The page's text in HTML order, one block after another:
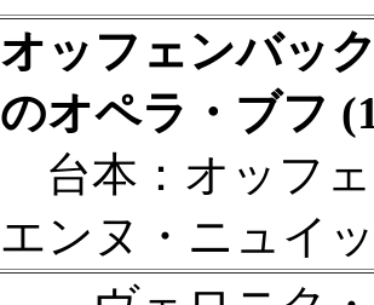
オッフェンバッ
のオペラ・ブフ
台本：オッフ
エンヌ・ニュイ